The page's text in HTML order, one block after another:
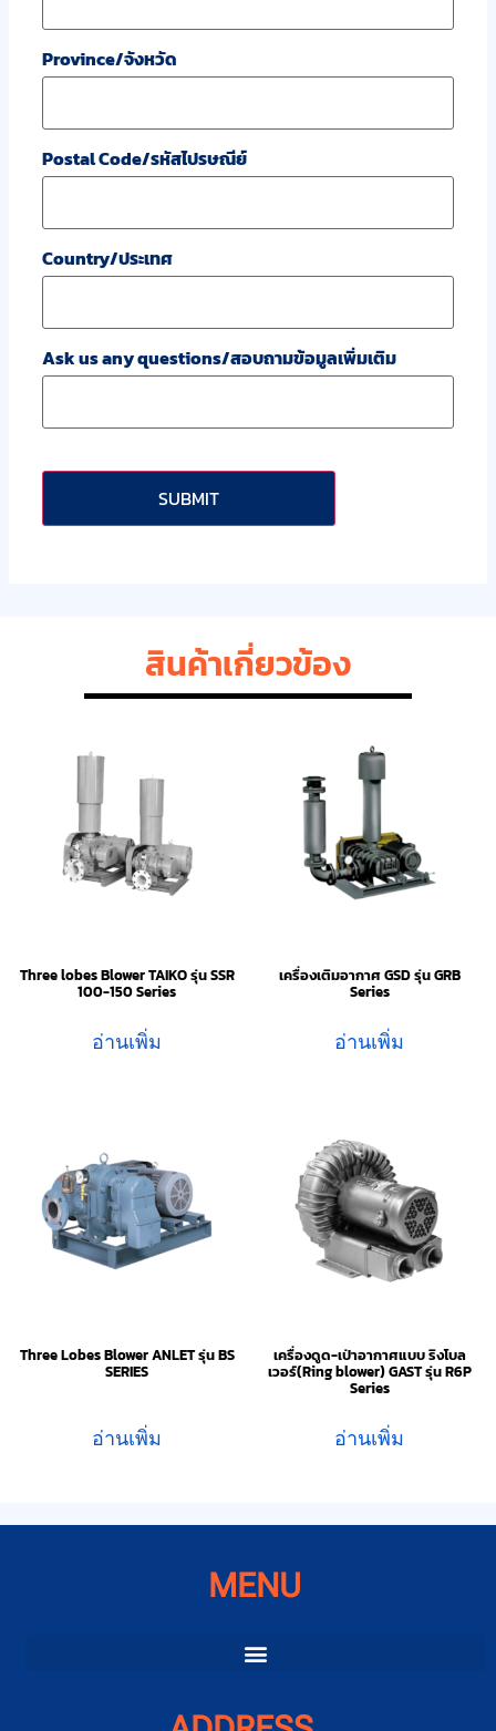
Province/จังหวัด
Postal Code/รหัสไปรษณีย์
Country/ประเทศ
Ask us any questions/สอบถามข้อมูลเพิ่มเติม
สินค้าเกี่ยวข้อง
Three lobes Blower TAIKO รุ่น SSR
100-150 Series
อ่านเพิ่ม
เครื่องเติมอากาศ GSD รุ่น GRB
Series
อ่านเพิ่ม
Three Lobes Blower ANLET รุ่น BS
SERIES
อ่านเพิ่ม
เครื่องดูด-เป่าอากาศแบบ ริงโบล
เวอร์(Ring blower) GAST รุ่น R6P
Series
อ่านเพิ่ม
MENU